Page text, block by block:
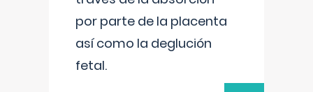
por parte de la placenta
así como la deglución
fetal.